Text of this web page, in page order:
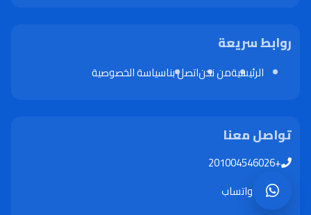
روابط سريعة
الرئيسيةمن نحناتصل بناسياسة الخصوصية
تواصل معنا
+201004546026
واتساب